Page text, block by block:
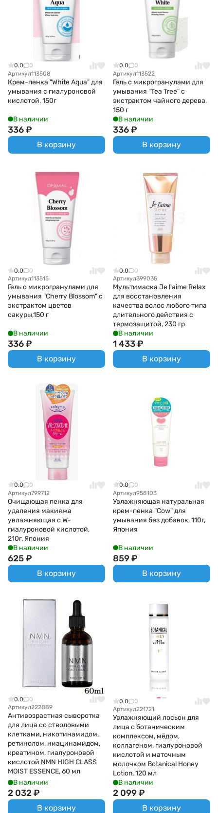
0.0
0
Артикул113508
Крем-пенка "White Aqua" для
умывания с гиалуроновой
кислотой, 150г
В наличии
336₽
В корзину
0.0
0
Артикул113522
Гель с микрогранулами для
умывания "Tea Tree" с
экстрактом чайного дерева,
150 г
В наличии
336₽
В корзину
0.0
0
Артикул113515
Гель с микрогранулами для
умывания "Cherry Blossom" с
экстрактом цветов
сакуры,150 г
В наличии
336₽
В корзину
0.0
0
Артикул399035
Мультимаска Je l'aime Relax
для восстановления
качества волос любого типа
длительного действия с
термозащитой, 230 гр
В наличии
1 433₽
В корзину
0.0
0
Артикул799712
Очищающая пенка для
удаления макияжа
увлажняющая с W-
гиалуроновой кислотой,
210г, Япония
В наличии
625₽
В корзину
0.0
0
Артикул958103
Увлажняющая натуральная
крем-пенка "Cow" для
умывания без добавок, 110г,
Япония
В наличии
859₽
В корзину
0.0
0
Артикул222889
Антивозрастная сыворотка
для лица со стволовыми
клетками, никотинамидом,
ретинолом, ниацинамидом,
креатином, гиалуроновой
кислотой NMN HIGH CLASS
MOIST ESSENCE, 60 мл
В наличии
2 032₽
В корзину
0.0
0
Артикул221721
Увлажняющий лосьон для
лица с ботаническим
комплексом, мёдом,
коллагеном, гиалуроновой
кислотой и маточным
молочком Botanical Honey
Lotion, 120 мл
В наличии
2 099₽
В корзину